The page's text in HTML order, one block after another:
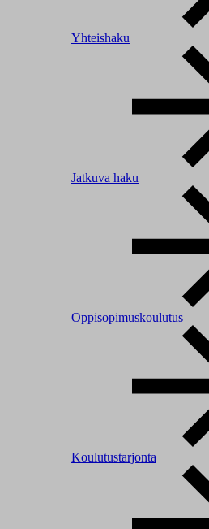
Yhteishaku
Jatkuva haku
Oppisopimuskoulutus
Koulutustarjonta